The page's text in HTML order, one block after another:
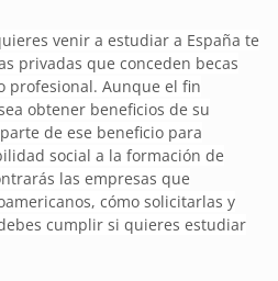
venir a estudiar a España te
privadas que conceden becas
profesional. Aunque el fin
obtener beneficios de su
de ese beneficio para
social a la formación de
las empresas que
cómo solicitarlas y
cumplir si quieres estudiar